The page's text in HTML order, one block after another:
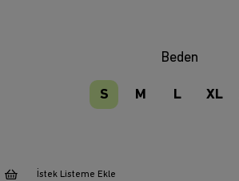
Beden
S M L XL
İstek Listeme Ekle